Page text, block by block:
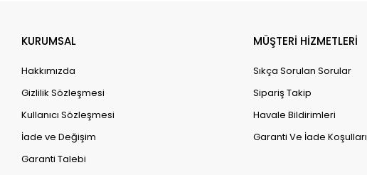
KURUMSAL
Hakkımızda
Gizlilik Sözleşmesi
Kullanıcı Sözleşmesi
İade ve Değişim
Garanti Talebi
MÜŞTERİ HİZMETLERİ
Sıkça Sorulan Sorular
Sipariş Takip
Havale Bildirimleri
Garanti Ve İade Koşulları